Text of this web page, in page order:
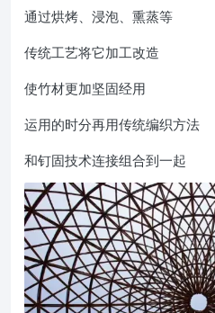
通过烘烤、浸泡、熏蒸等
传统工艺将它加工改造
使竹材更加坚固经用
运用的时分再用传统编织方法
和钉固技术连接组合到一起